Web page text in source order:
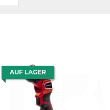
AUF LAGER